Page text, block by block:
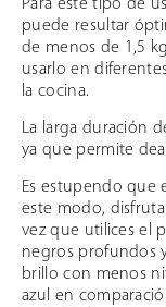
Para este tipo de
puede resultar
de menos de 1,5
usarlo en
la cocina.
La larga duración
ya que permite
Es estupendo que
este modo,
vez que utilices el
negros profundos
brillo con menos
azul en